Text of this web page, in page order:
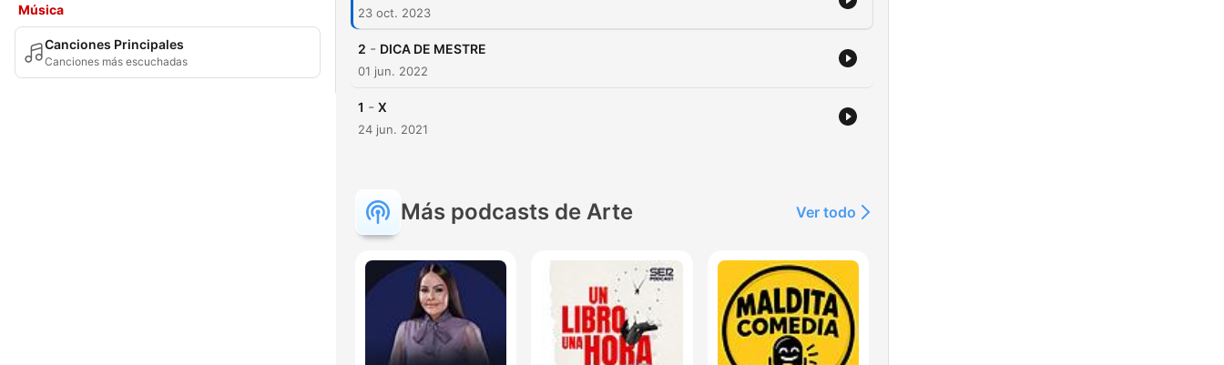
Música
Canciones Principales
Canciones más escuchadas
23 oct. 2023
2 - DICA DE MESTRE
01 jun. 2022
1 - X
24 jun. 2021
Más podcasts de Arte Ver todo